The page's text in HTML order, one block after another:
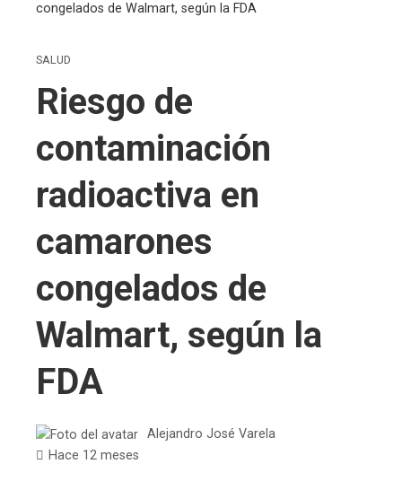
congelados de Walmart, según la FDA
SALUD
Riesgo de
contaminación
radioactiva en
camarones
congelados de
Walmart, según la
FDA
Alejandro José Varela
Hace 12 meses